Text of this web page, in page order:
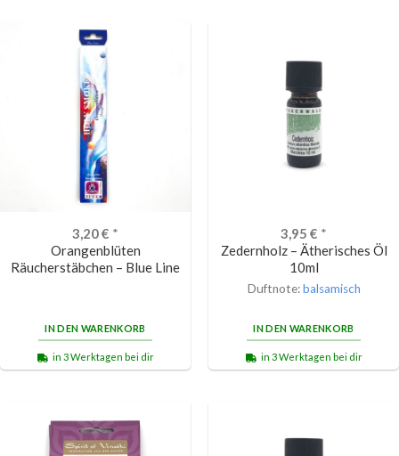
3,20€ *
Orangenblüten
Räucherstäbchen – Blue Line
IN DEN WARENKORB
in 3 Werktagen bei dir
3,95 € *
Zedernholz – Ätherisches Öl
10ml
Duftnote:balsamisch
IN DEN WARENKORB
in 3 Werktagen bei dir